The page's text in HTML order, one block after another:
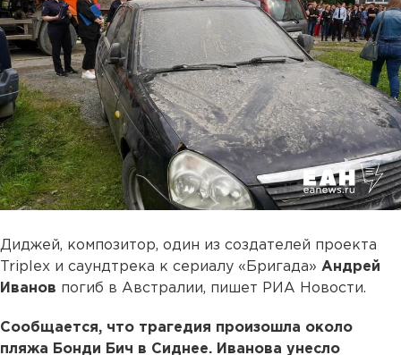
Диджей, композитор, один из создателей проекта
Triplex и саундтрека к сериалу «Бригада» Андрей
Иванов погиб в Австралии, пишет РИА Новости.
Сообщается, что трагедия произошла около
пляжа Бонди Бич в Сиднее. Иванова унесло